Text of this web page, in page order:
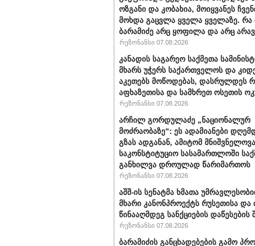
ოზგანი და კობახია, მოიყვანეს
მოხდა გაცვლა ყველა ყველაზე. რა
ბარამიძე არც ყოფილა და არც
რეზონანსი 07.08.2026
კანადის საგარეო საქმეთა
მხარს უჭერს საქართველოს და
აკეთებს მოწოდებას, დასრულდეს
აფხაზეთისა და სამხრეთ ოსეთის
რეზონანსი 07.08.2026
არჩილ გორდულაძე „ნაციონალურ
მოძრაობაზე“: ეს ადამიანები
გზას ადგანან, ამიტომ
საკონსტიტუციო სასამართლოში
განხილვა დროულად წარიმართოს
რეზონანსი 07.08.2026
აშშ-ის სენატმა ხმათა
მხარი კანონპროექტს რუსეთისა და
წინააღმდეგ სანქციების დაწესების
რეზონანსი 07.08.2026
ბარამიძის განცხადებების გამო